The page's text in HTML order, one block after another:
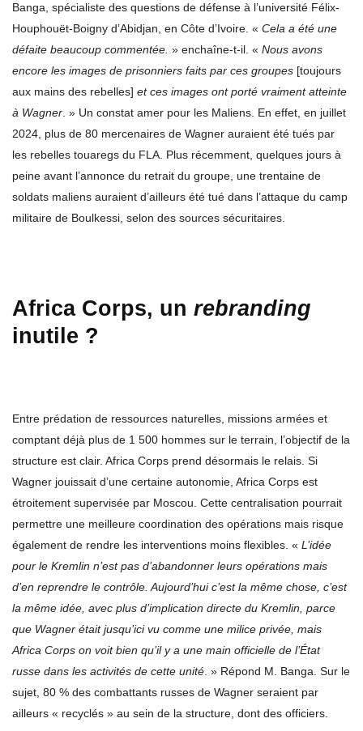
Banga, spécialiste des questions de défense à l’université Félix-
Houphouët-Boigny d’Abidjan, en Côte d’Ivoire. « Cela a été une
défaite beaucoup commentée. » enchaîne-t-il. « Nous avons
encore les images de prisonniers faits par ces groupes [toujours
aux mains des rebelles] et ces images ont porté vraiment atteinte
à Wagner. » Un constat amer pour les Maliens. En effet, en juillet
2024, plus de 80 mercenaires de Wagner auraient été tués par
les rebelles touaregs du FLA. Plus récemment, quelques jours à
peine avant l’annonce du retrait du groupe, une trentaine de
soldats maliens auraient d’ailleurs été tué dans l’attaque du camp
militaire de Boulkessi, selon des sources sécuritaires.
Africa Corps, un rebranding
inutile ?
Entre prédation de ressources naturelles, missions armées et
comptant déjà plus de 1 500 hommes sur le terrain, l’objectif de la
structure est clair. Africa Corps prend désormais le relais. Si
Wagner jouissait d’une certaine autonomie, Africa Corps est
étroitement supervisée par Moscou. Cette centralisation pourrait
permettre une meilleure coordination des opérations mais risque
également de rendre les interventions moins flexibles. « L’idée
pour le Kremlin n’est pas d’abandonner leurs opérations mais
d’en reprendre le contrôle. Aujourd’hui c’est la même chose, c’est
la même idée, avec plus d’implication directe du Kremlin, parce
que Wagner était jusqu’ici vu comme une milice privée, mais
Africa Corps on voit bien qu’il y a une main officielle de l’État
russe dans les activités de cette unité. » Répond M. Banga. Sur le
sujet, 80 % des combattants russes de Wagner seraient par
ailleurs « recyclés » au sein de la structure, dont des officiers.